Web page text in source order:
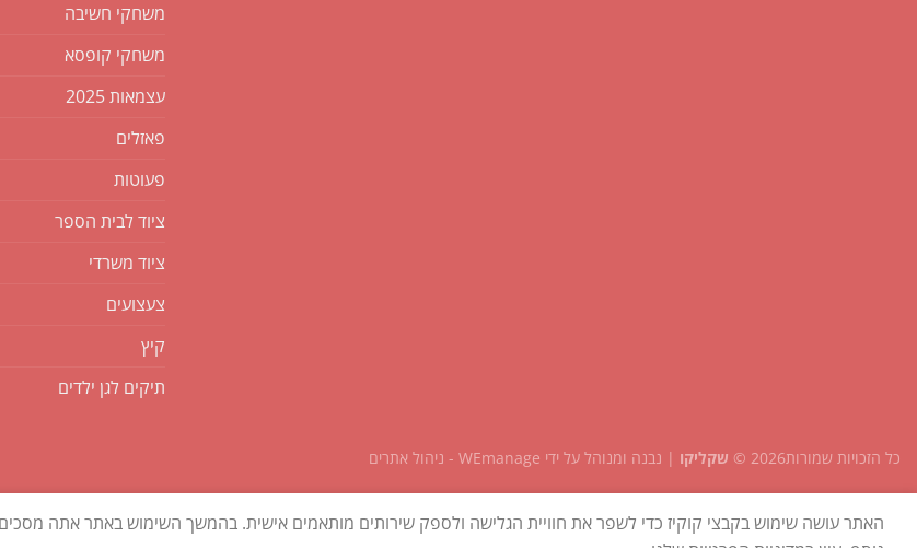
משחקי חשיבה
משחקי קופסא
עצמאות 2025
פאזלים
פעוטות
ציוד לבית הספר
ציוד משרדי
צעצועים
קיץ
תיקים לגן ילדים
כל הזכויות שמורות2026 © שקליקו | נבנה ומנוהל על ידי WEmanage - ניהול אתרים
האתר עושה שימוש בקבצי קוקיז כדי לשפר את חוויית הגלישה ולספק שירותים מותאמים אישית. בהמשך השימוש באתר אתה